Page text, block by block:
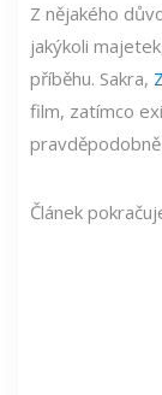
Z nějakého
jakýkoli
příběhu. Sakra,
film, zatímco
Článek